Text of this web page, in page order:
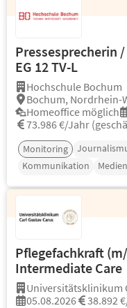
Pressesprecherin
EG 12 TV-L
Hochschule Bochum
Bochum, Nordrhein-
Homeoffice möglich
73.986 €/Jahr
Monitoring
Kommunikation
Pflegefachkraft
Intermediate Care
Universitätsklinikum
05.08.2026
38.892